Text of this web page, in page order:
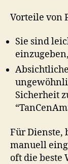
Vorteile von
Sie sind
Sicherheit
Für Dienste,
manuell
oft die beste